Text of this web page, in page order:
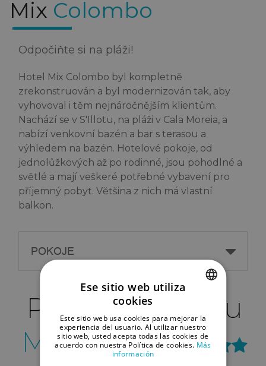
Mix Colombo
Odpočiňte si na pláži!
Hotel Mix Colombo byl kompletně
zrekonstruován a byl modernizován tak, aby
vyhovoval i těm nejnáročnějším klientům.
Nachází se v S'Illotu, na pláži v Cala Moreia, a
nabízí venkovní bazén a bar s terasou a
výhledem na bazén. Hotelové pokoje, od
jednolůžkových až po rodinné, jsou pohodlné a
světlé a mají veškeré potřebné vybavení pro
příjemný pobyt. Většina z nich má vlastní
balkon.
POKOJE
Pokoje v Hotelu
MixColombo
ENGLISH
GERMAN
Ese sitio web utiliza
cookies
Este sitio web usa cookies para mejorar la
experiencia del usuario. Al utilizar nuestro
sitio web, usted acepta todas las cookies de
acuerdo con nuestra Política de cookies. Más
información